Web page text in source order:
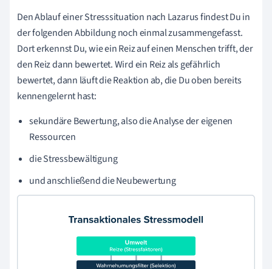
Den Ablauf einer Stresssituation nach Lazarus findest Du in
der folgenden Abbildung noch einmal zusammengefasst.
Dort erkennst Du, wie ein Reiz auf einen Menschen trifft, der
den Reiz dann bewertet. Wird ein Reiz als gefährlich
bewertet, dann läuft die Reaktion ab, die Du oben bereits
kennengelernt hast:
sekundäre Bewertung, also die Analyse der eigenen
Ressourcen
die Stressbewältigung
und anschließend die Neubewertung